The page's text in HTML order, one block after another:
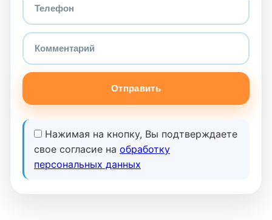
Отправить
Нажимая на кнопку, Вы подтверждаете
свое согласие на обработку
персональных данных